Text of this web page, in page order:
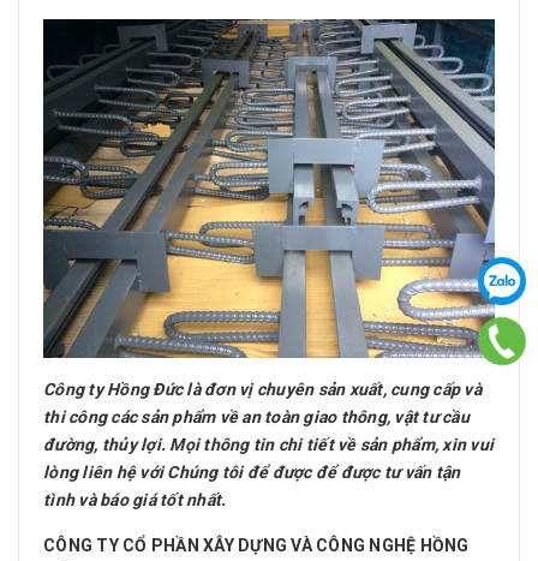
Công ty Hồng Đứclà đơn vị chuyên sản xuất, cung cấp và
thi công các sản phẩm về an toàn giao thông, vật tư cầu
đường, thủy lợi. Mọi thông tin chi tiết về sản phẩm, xin vui
lòng liên hệ với Chúng tôi để được để được tư vấn tận
tình và báo giá tốt nhất.
CÔNG TY CỔ PHẦN XÂY DỰNG VÀ CÔNG NGHỆ HỒNG